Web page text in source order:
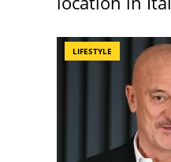
LIFESTYLE